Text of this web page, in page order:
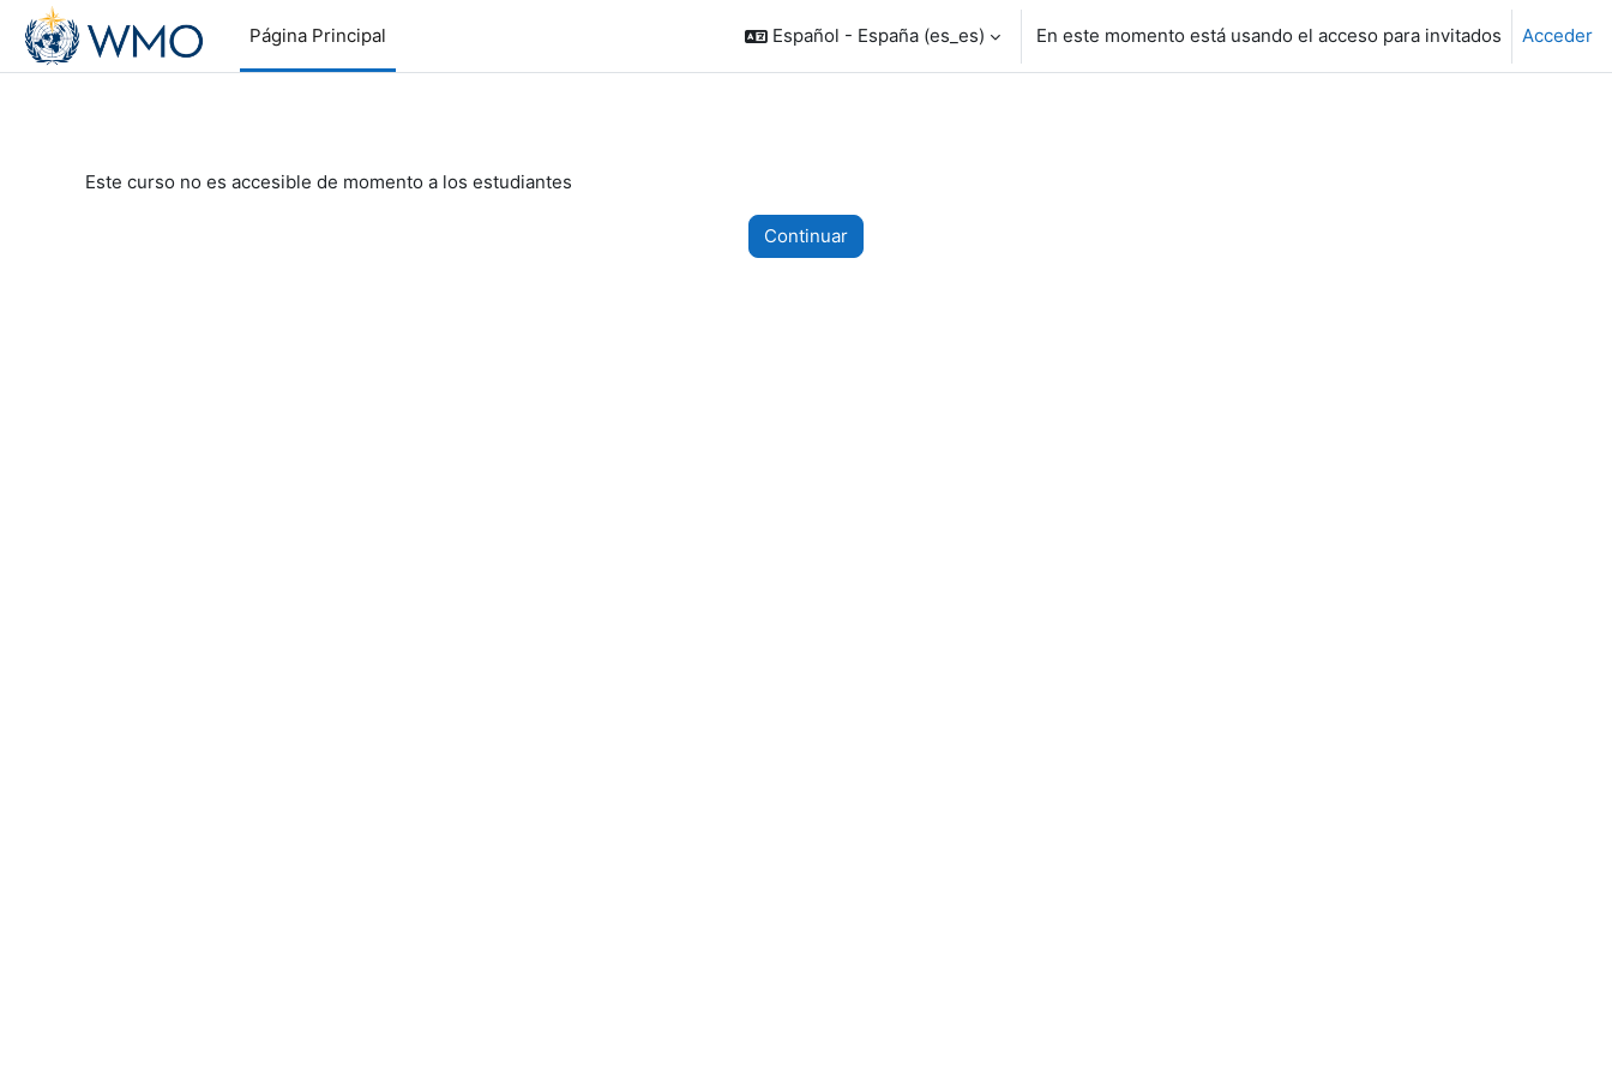
Salta al contenido principal
Página Principal
Español - España ‎(es_es)‎ En este momento está usando el acceso para invitados Acceder
Este curso no es accesible de momento a los estudiantes
Continuar